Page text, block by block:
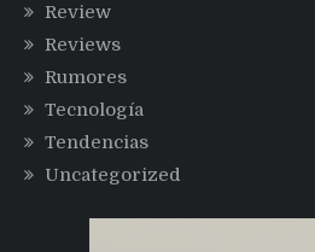
Review
Reviews
Rumores
Tecnología
Tendencias
Uncategorized